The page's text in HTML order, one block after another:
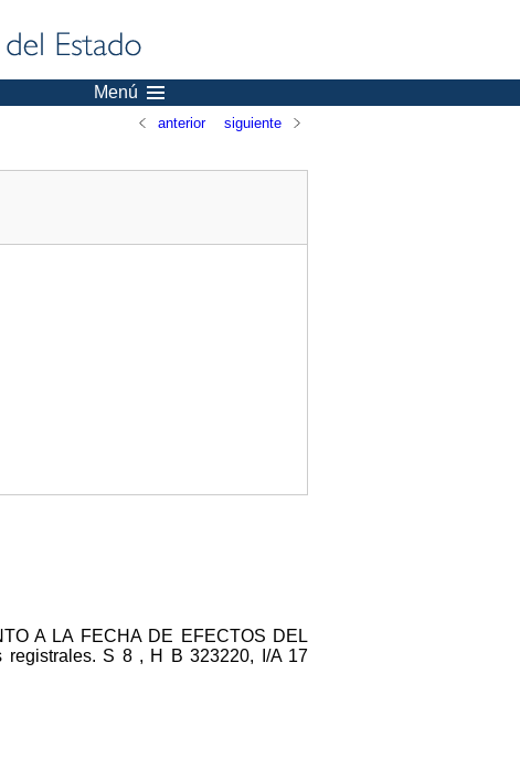
Menú
anterior siguiente
A LA FECHA DE EFECTOS DEL
registrales. S 8 , H B 323220, I/A 17